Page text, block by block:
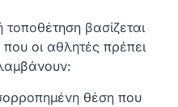
τοποθέτηση βασίζεται
οι αθλητές πρέπει
θέση που